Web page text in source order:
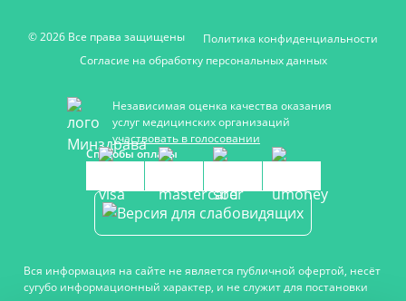
© 2026 Все права защищены
Политика конфиденциальности
Согласие на обработку персональных данных
Независимая оценка качества оказания
услуг медицинских организаций
участвовать в голосовании
Способы оплаты
Вся информация на сайте не является публичной офертой, несёт
сугубо информационный характер, и не служит для постановки